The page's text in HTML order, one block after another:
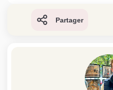
Partager